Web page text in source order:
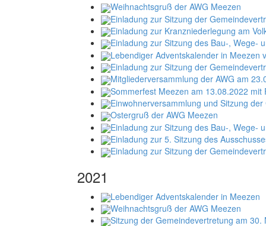
Weihnachtsgruß der AWG Meezen
Einladung zur Sitzung der
Einladung zur Kranzniederlegung am
Einladung zur Sitzung des Bau-, Wege-
Lebendiger Adventskalender in Meezen
Einladung zur Sitzung der
Mitgliederversammlung der AWG am
Sommerfest Meezen am 13.08.2022 mit
Einwohnerversammlung und Sitzung
Ostergruß der AWG Meezen
Einladung zur Sitzung des Bau-, Wege-
Einladung zur 5. Sitzung des
Einladung zur Sitzung der
2021
Lebendiger Adventskalender in Meezen
Weihnachtsgruß der AWG Meezen
Sitzung der Gemeindevertretung am 30.